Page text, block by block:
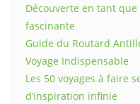
Découverte en tant que
fascinante
Guide du Routard
Voyage Indispensable
Les 50 voyages à faire
d’inspiration infinie